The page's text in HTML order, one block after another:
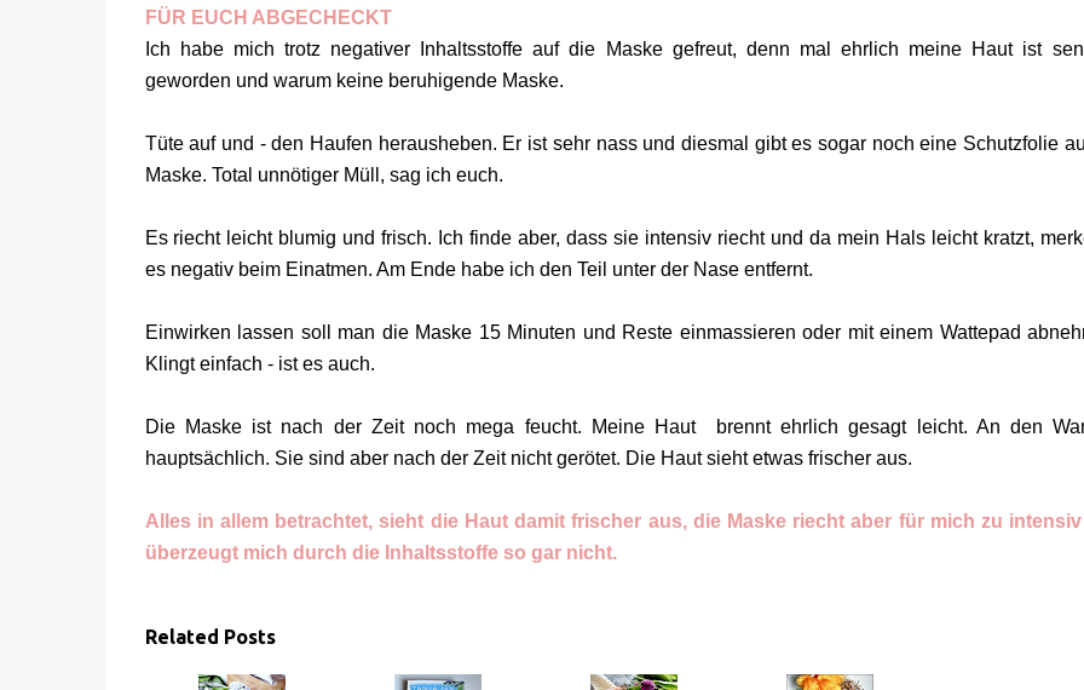
FÜR EUCH ABGECHECKT
Ich habe mich trotz negativer Inhaltsstoffe auf die Maske gefreut, denn mal ehrlich meine Haut ist
geworden und warum keine beruhigende Maske.
Tüte auf und - den Haufen herausheben. Er ist sehr nass und diesmal gibt es sogar noch eine Schutzfolie
Maske. Total unnötiger Müll, sag ich euch.
Es riecht leicht blumig und frisch. Ich finde aber, dass sie intensiv riecht und da mein Hals leicht kratzt,
es negativ beim Einatmen. Am Ende habe ich den Teil unter der Nase entfernt.
Einwirken lassen soll man die Maske 15 Minuten und Reste einmassieren oder mit einem Wattepad
Klingt einfach - ist es auch.
Die Maske ist nach der Zeit noch mega feucht. Meine Haut brennt ehrlich gesagt leicht. An den
hauptsächlich. Sie sind aber nach der Zeit nicht gerötet. Die Haut sieht etwas frischer aus.
Alles in allem betrachtet, sieht die Haut damit frischer aus, die Maske riecht aber für mich zu
überzeugt mich durch die Inhaltsstoffe so gar nicht.
Related Posts